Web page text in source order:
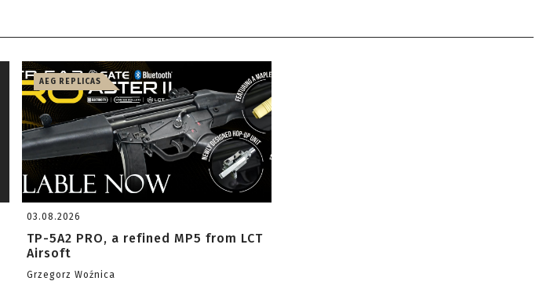
AEG REPLICAS
03.08.2026
TP-5A2 PRO, a refined MP5 from LCT
Airsoft
Grzegorz Woźnica